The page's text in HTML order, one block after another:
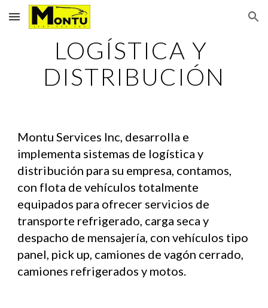
Skip to main content Skip to navigation
LOGÍSTICA Y
DISTRIBUCIÓN
Montu Services Inc, desarrolla e
implementa sistemas de logística y
distribución para su empresa, contamos,
con flota de vehículos totalmente
equipados para ofrecer servicios de
transporte refrigerado, carga seca y
despacho de mensajería, con vehículos tipo
panel, pick up, camiones de vagón cerrado,
camiones refrigerados y motos.